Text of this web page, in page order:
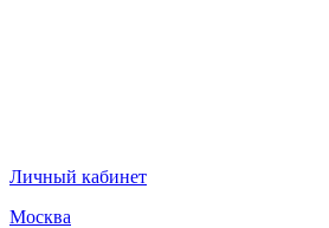
Личный кабинет
Москва